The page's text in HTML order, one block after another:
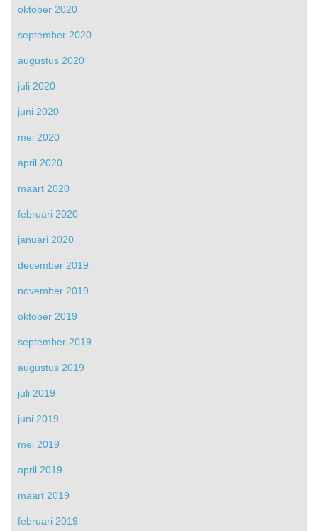
oktober 2020
september 2020
augustus 2020
juli 2020
juni 2020
mei 2020
april 2020
maart 2020
februari 2020
januari 2020
december 2019
november 2019
oktober 2019
september 2019
augustus 2019
juli 2019
juni 2019
mei 2019
april 2019
maart 2019
februari 2019